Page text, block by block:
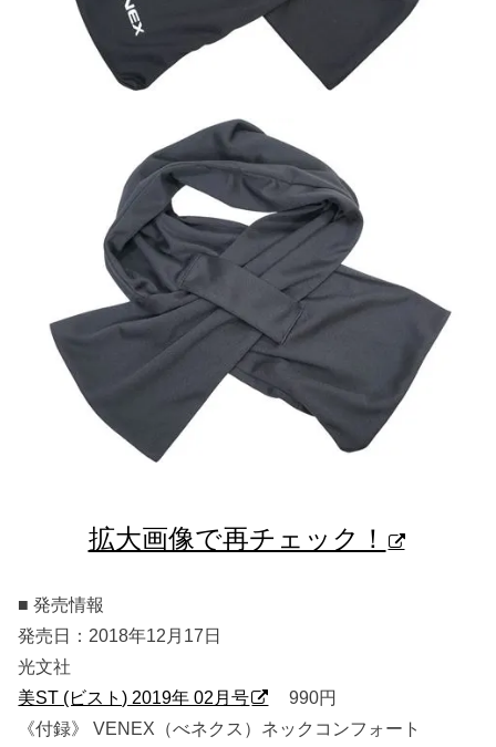
拡大画像で再チェック！
■ 発売情報
発売日：2018年12月17日
光文社
美ST (ビスト) 2019年 02月号
990円
《付録》 VENEX（べネクス）ネックコンフォート